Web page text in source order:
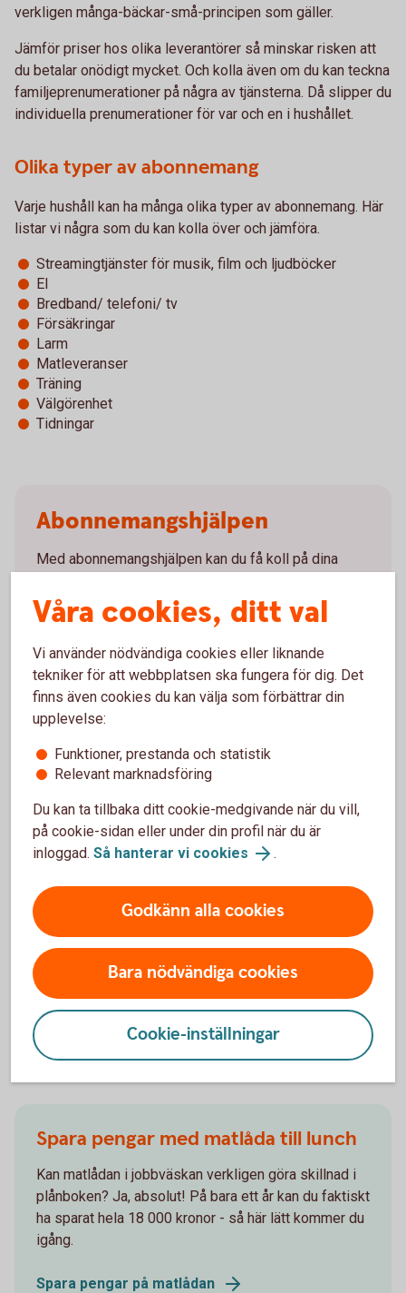
verkligen många-bäckar-små-principen som gäller.
Jämför priser hos olika leverantörer så minskar risken att
du betalar onödigt mycket. Och kolla även om du kan teckna
familjeprenumerationer på några av tjänsterna. Då slipper du
individuella prenumerationer för var och en i hushållet.
Olika typer av abonnemang
Varje hushåll kan ha många olika typer av abonnemang. Här
listar vi några som du kan kolla över och jämföra.
Streamingtjänster för musik, film och ljudböcker
El
Bredband/ telefoni/ tv
Försäkringar
Larm
Matleveranser
Träning
Välgörenhet
Tidningar
Abonnemangs­hjälpen
Med abonnemangshjälpen kan du få koll på dina
kan även avsluta dina abonnemang och
prenumerationer. Och det bästa är att du kan sätta
pengarna i ett sparande i stället, om du vill.
Tjänsten finns i vår app och den är helt kostnadsfri.
Abonnemangshjälpen
Andra läser också
Konsten att leva på en liten budget
För mycket månad kvar i slutet av lönen? Här är våra
20 bästa tips på hur du lever sparsamt – utan att det
Ekonomiska tips – klara dig på lite pengar
Spara pengar med matlåda till lunch
Kan matlådan i jobbväskan verkligen göra skillnad i
plånboken? Ja, absolut! På bara ett år kan du faktiskt
ha sparat hela 18 000 kronor - så här lätt kommer du
igång.
Spara pengar på matlådan
Våra cookies, ditt val
Vi använder nödvändiga cookies eller liknande
tekniker för att webbplatsen ska fungera för dig. Det
finns även cookies du kan välja som förbättrar din
upplevelse:
Funktioner, prestanda och statistik
Relevant marknadsföring
Du kan ta tillbaka ditt cookie-medgivande när du vill,
på cookie-sidan eller under din profil när du är
inloggad. Så hanterar vi cookies .
Godkänn alla cookies
Bara nödvändiga cookies
Cookie-inställningar